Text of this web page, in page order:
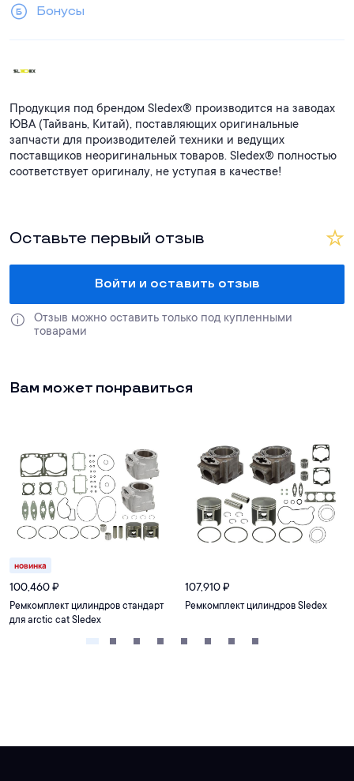
Бонусы
Продукция под брендом Sledex® производится на заводах
ЮВА (Тайвань, Китай), поставляющих оригинальные
запчасти для производителей техники и ведущих
поставщиков неоригинальных товаров. Sledex® полностью
соответствует оригиналу, не уступая в качестве!
Оставьте первый отзыв
Войти и оставить отзыв
Отзыв можно оставить только под купленными
товарами
Вам может понравиться
новинка
100,460₽
Ремкомплект цилиндров стандарт
для arctic cat Sledex
107,910₽
Ремкомплект цилиндров Sledex